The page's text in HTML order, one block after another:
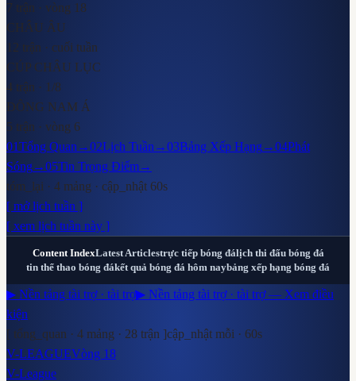
7 trận · vòng 18
CHÂU ÂU
12 trận · cuối tuần
CÚP CHÂU LỤC
4 trận · 1/8
ĐÔNG NAM Á
5 trận · vòng 6
01Tổng Quan →02Lịch Tuần →03Bảng Xếp Hạng →04Phát
Sóng →05Tin Trọng Điểm→
tóm_lại · 4 mảng · cập_nhật 60s
[ mở lịch tuần ]
[ xem lịch tuần này ]
Content IndexLatest Articlestrực tiếp bóng đálịch thi đấu bóng đá
tin thể thao bóng đákết quả bóng đá hôm naybảng xếp hạng bóng đá
▶ Nền tảng tài trợ · tài trợ▶ Nền tảng tài trợ · tài trợ — Xem điều
kiện
[ tổng_quan · 4 mảng · 28 trận ]cập_nhật mỗi · 60s
V-LEAGUEVòng 18
V-League